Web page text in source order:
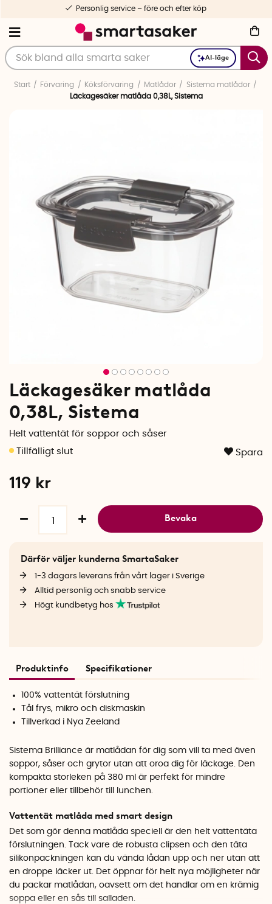
AI-läge
Personlig service – före och efter köp
Start Förvaring Köksförvaring Matlådor
Sistema matlådor
Läckagesäker matlåda 0,38L, Sistema
Läckagesäker matlåda
0,38L, Sistema
Helt vattentät för soppor och såser
Spara
119 kr
Bevaka
Därför väljer kunderna SmartaSaker
1-3 dagars leverans från vårt lager i Sverige
Alltid personlig och snabb service
Högt kundbetyg hos
Produktinfo Specifikationer
100% vattentät förslutning
Tål frys, mikro och diskmaskin
Tillverkad i Nya Zeeland
Sistema Brilliance är matlådan för dig som vill ta med även
soppor, såser och grytor utan att oroa dig för läckage. Den
kompakta storleken på 380 ml är perfekt för mindre
portioner eller tillbehör till lunchen.
Vattentät matlåda med smart design
Det som gör denna matlåda speciell är den helt vattentäta
förslutningen. Tack vare de robusta clipsen och den täta
silikonpackningen kan du vända lådan upp och ner utan att
en droppe läcker ut. Det öppnar för helt nya möjligheter när
du packar matlådan, oavsett om det handlar om en krämig
soppa eller en sås till salladen.